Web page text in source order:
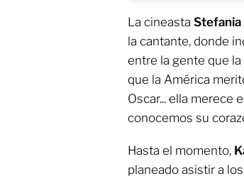
La cineasta Stefania
la cantante, donde
entre la gente que
que la América
Oscar... ella merece
conocemos su
Hasta el momento,
planeado asistir a